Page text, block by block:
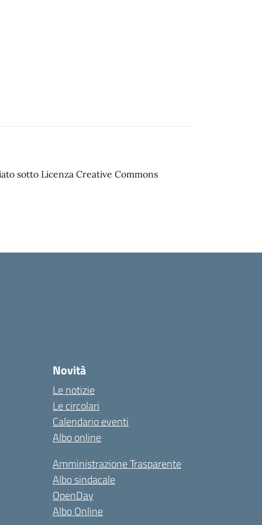
sotto Licenza Creative Commons
Novità
Le notizie
Le circolari
Calendario eventi
Albo online
Amministrazione Trasparente
Albo sindacale
OpenDay
Albo Online